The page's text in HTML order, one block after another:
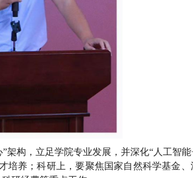
构，立足学院专业发展，并深化“人工智能
养；科研上，要聚焦国家自然科学基金、